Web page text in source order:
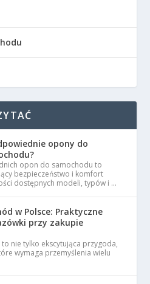
opony do
opon do samochodu to
bezpieczeństwo i komfort
dostępnych modeli, typów i …
w Polsce: Praktyczne
przy zakupie
nie tylko ekscytująca przygoda,
wymaga przemyślenia wielu